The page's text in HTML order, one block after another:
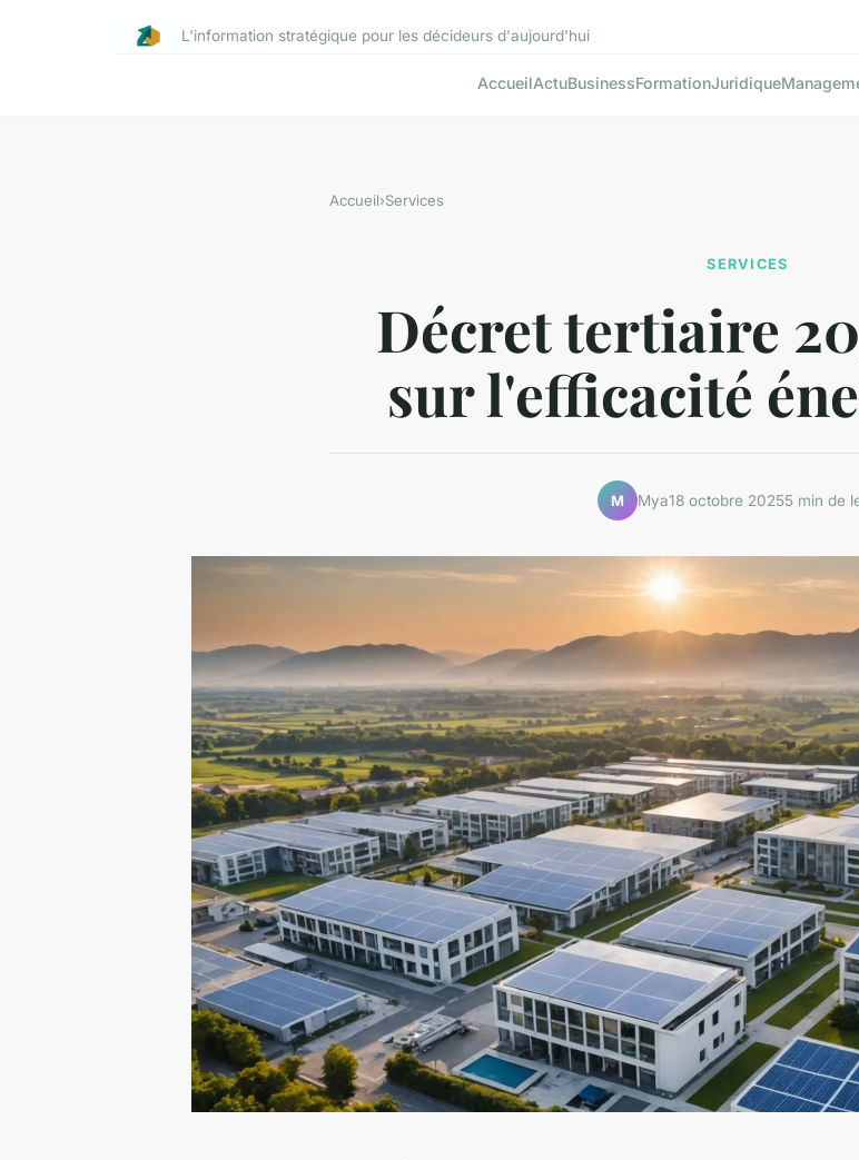
L'information stratégique pour les décideurs d'aujourd'hui
AccueilActuBusinessFormationJuridique
Accueil›Services
SERVICES
Décret tertiaire
sur l'efficacité
M Mya18 octobre 20255 min de